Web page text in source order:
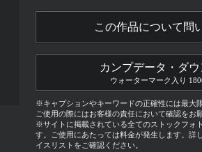
この作品について問
カンプデータ・ダ
ウォーターマーク入り
※キャプションやキーワードの正確性には最大
ご使用の際にはお客様の責任において確認をお
※サイトに掲載されている全てのストックフォ
す。ご使用にあたっては料金が発生します。詳
イスリストをご確認ください。